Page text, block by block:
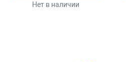
Нет в наличии